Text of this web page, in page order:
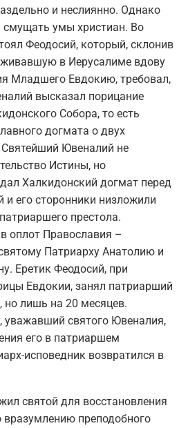
и неслиянно. Однако
смущать умы христиан. Во
Феодосий, который, склонив
в Иерусалиме вдову
Младшего Евдокию, требовал,
высказал порицание
Собора, то есть
догмата о двух
Святейший Ювеналий не
Истины, но
Халкидонский догмат перед
и его сторонники низложили
престола.
оплот Православия –
Патриарху Анатолию и
Еретик Феодосий, при
Евдокии, занял патриарший
но лишь на 20 месяцев.
святого Ювеналия,
его в патриаршем
исповедник возвратился в
святой для восстановления
преподобного